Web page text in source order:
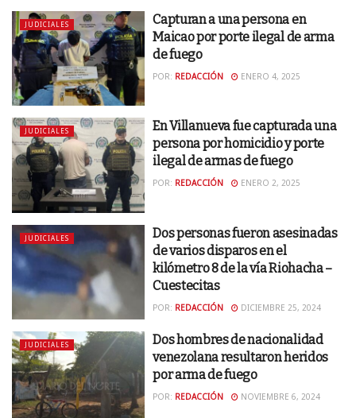
JUDICIALES
Capturan a una persona en
Maicao por porte ilegal de arma
de fuego
POR: REDACCIÓN ENERO 4, 2025
JUDICIALES
En Villanueva fue capturada una
persona por homicidio y porte
ilegal de armas de fuego
POR: REDACCIÓN ENERO 2, 2025
JUDICIALES
Dos personas fueron asesinadas
de varios disparos en el
kilómetro 8 de la vía Riohacha –
Cuestecitas
POR: REDACCIÓN DICIEMBRE 25, 2024
JUDICIALES
Dos hombres de nacionalidad
venezolana resultaron heridos
por arma de fuego
POR: REDACCIÓN NOVIEMBRE 6, 2024